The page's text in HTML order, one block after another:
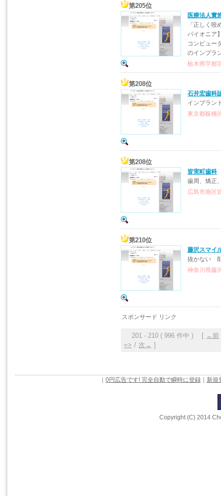
第205位
医療法人實
「正しく
パイオニア
コンピュー
のインプラ
栃木県宇都
第208位
石井宏歯科
インプラン
東京都板橋
第208位
皆実町歯科
歯周、矯正
広島市南区
第210位
藤沢スマイ
抜かない
神奈川県藤
スポンサード リンク
201 - 210 ( 996 件中 ) [ ←前
=> / 次→ ]
0円広告です! 完全自動で瞬時に登録｜ 新規
Copyright (C) 2014